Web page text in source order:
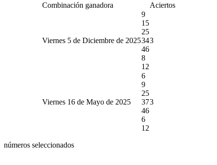
Combinación ganadora Aciertos
Viernes 5 de Diciembre de 2025
9
15
25
34
46
8
12
3
Viernes 16 de Mayo de 2025
6
9
25
37
46
6
12
3
números seleccionados